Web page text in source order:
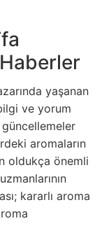
yaşanan
ve yorum
aromaların
oldukça önemli
kararlı aroma